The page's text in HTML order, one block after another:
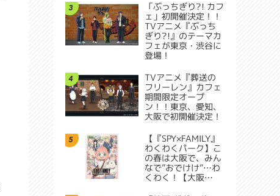
3
「ぶっちぎり?! カフ
ェ」初開催決定！！
TVアニメ『ぶっち
ぎり?!』のテーマカ
フェが東京・渋谷に
登場！
4
TVアニメ『葬送の
フリーレン』カフェ
期間限定オープ
ン！！東京、愛知、
大阪で初開催決定！
5
【『SPY×FAMILY』
わくわくパーク】こ
の春は大阪で、みん
なで”おでけけ”…わ
くわく！【大阪…